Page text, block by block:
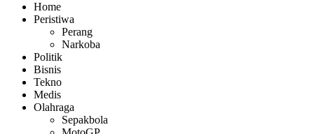
Home
Peristiwa
Perang
Narkoba
Politik
Bisnis
Tekno
Medis
Olahraga
Sepakbola